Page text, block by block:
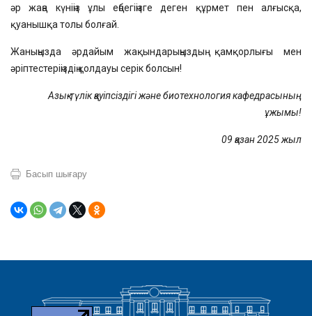
әр жаңа күніңіз ұлы еңбегіңізге деген құрмет пен алғысқа,
қуанышқа толы болғай.
Жаныңызда әрдайым жақындарыңыздың қамқорлығы мен
әріптестеріңіздің қолдауы серік болсын!
Азық-түлік қауіпсіздігі және биотехнология кафедрасының
ұжымы!
09 қазан 2025 жыл
Басып шығару